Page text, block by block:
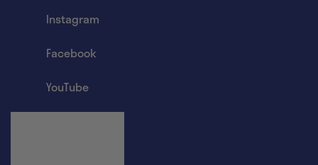
Instagram
Facebook
YouTube